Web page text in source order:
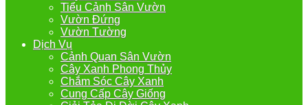
Tiểu Cảnh Sân Vườn
Vườn Đứng
Vườn Tường
Dịch Vụ
Cảnh Quan Sân Vườn
Cây Xanh Phong Thủy
Chắm Sóc Cây Xanh
Cung Cấp Cây Giống